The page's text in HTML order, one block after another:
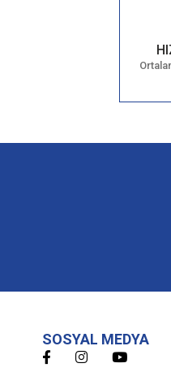
SOSYAL MEDYA